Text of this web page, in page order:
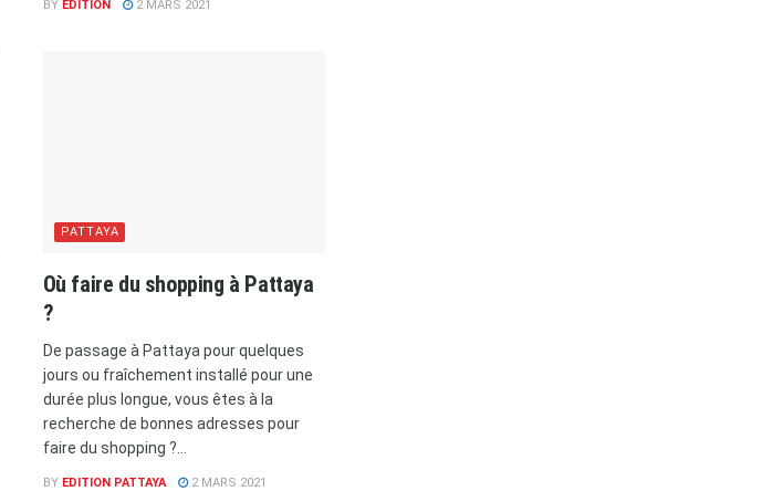
BY EDITION 2 MARS 2021
PATTAYA
Où faire du shopping à Pattaya
?
De passage à Pattaya pour quelques
jours ou fraîchement installé pour une
durée plus longue, vous êtes à la
recherche de bonnes adresses pour
faire du shopping ?...
BY EDITION PATTAYA 2 MARS 2021